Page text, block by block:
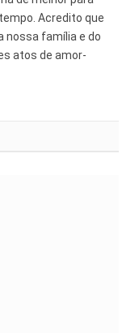
Acredito que
nossa família e do
atos de amor-